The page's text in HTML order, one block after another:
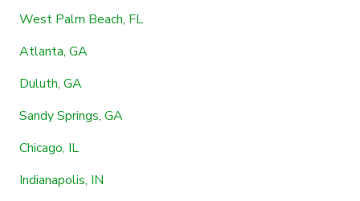
West Palm Beach, FL
Atlanta, GA
Duluth, GA
Sandy Springs, GA
Chicago, IL
Indianapolis, IN